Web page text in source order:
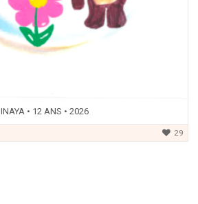
INAYA • 12 ANS • 2026
29